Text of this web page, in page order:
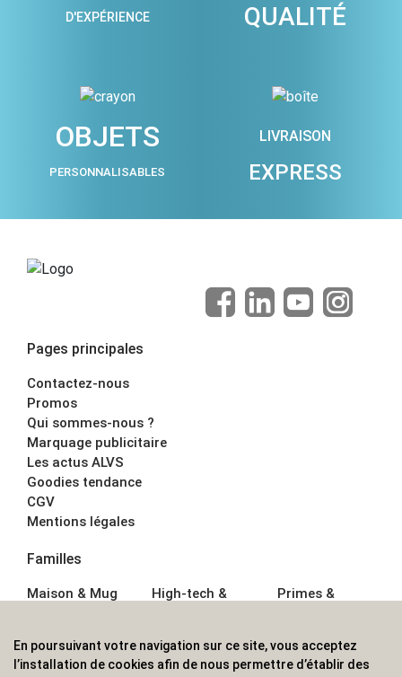
D'EXPÉRIENCE QUALITÉ
OBJETS
PERSONNALISABLES
LIVRAISON
EXPRESS
Pages principales
Contactez-nous
Promos
Qui sommes-nous ?
Marquage publicitaire
Les actus ALVS
Goodies tendance
CGV
Mentions légales
Familles
Maison & Mug
Écriture
Bagagerie sacs
High-tech &
Sport &
Outdoor
Primes &
Boisson
Textile &
En poursuivant votre navigation sur ce site, vous acceptez
l’installation de cookies afin de nous permettre d’établir des